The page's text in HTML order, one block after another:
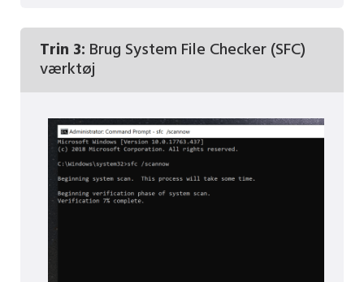
Trin 3: Brug System File Checker (SFC)
værktøj